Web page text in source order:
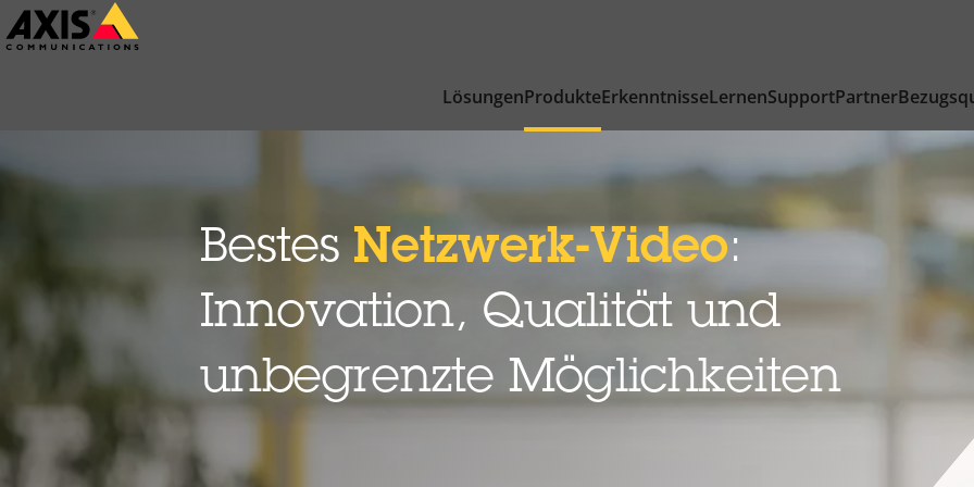
Zum
Hauptinhalt
LösungenProdukteErkenntnisseLernenSupportPartner
Bestes Netzwerk-Video:
Innovation, Qualität und
unbegrenzte Möglichkeiten